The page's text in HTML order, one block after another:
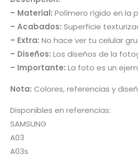
– Material: Polímero rígido en la
– Acabados: Superficie
– Extra: No hace ver tu celular
– Diseños: Los diseños de la
– Importante: La foto es un
Nota: Colores, referencias y
Disponibles en referencias:
SAMSUNG
A03
A03s